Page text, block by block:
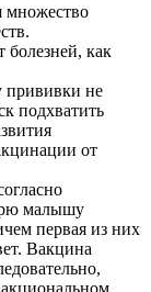
множество
как
прививки не
подхватить
от
малышу
первая из них
Вакцина